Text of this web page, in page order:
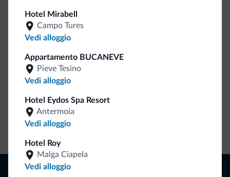
Hotel Mirabell
Campo Tures
Vedi alloggio
Appartamento BUCANEVE
Pieve Tesino
Vedi alloggio
Hotel Eydos Spa Resort
Antermoia
Vedi alloggio
Hotel Roy
Malga Ciapela
Vedi alloggio
Be Original, scopri la nuova collezione
Ce l'avete chiesto in tanti. Ecco la nuova collezione firmata
Dolomiti.it!